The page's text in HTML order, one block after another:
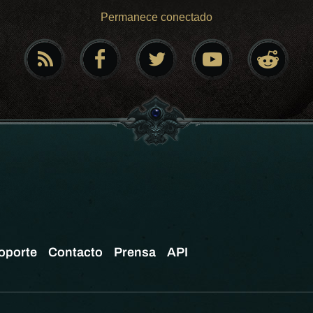
Permanece conectado